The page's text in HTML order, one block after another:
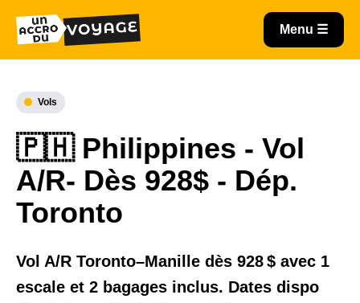
Vols
🇵🇭 Philippines - Vol
A/R- Dès 928$ - Dép.
Toronto
Vol A/R Toronto–Manille dès 928 $ avec 1
escale et 2 bagages inclus. Dates dispo